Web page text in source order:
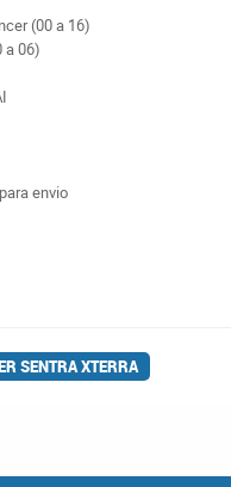
(00 a 16)
a 06)
envio
SENTRA XTERRA